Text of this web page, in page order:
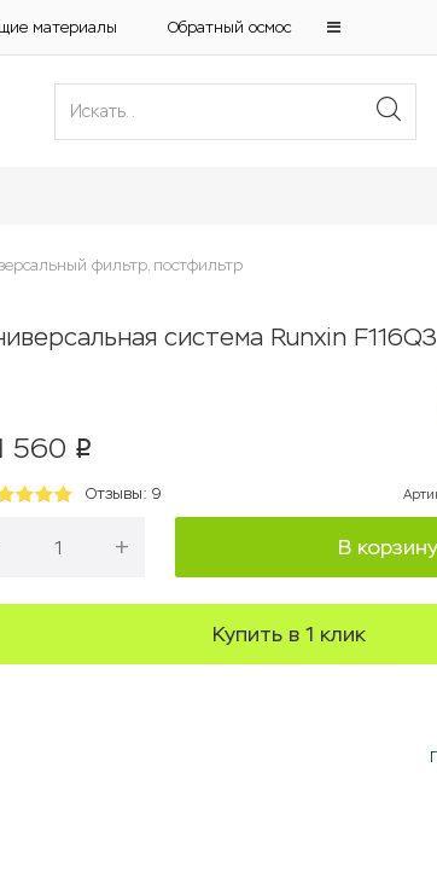
материалы Обратный осмос
фильтр, постфильтр
система Runxin
560 p
Отзывы: 9
+ В корзину
Купить в 1 клик